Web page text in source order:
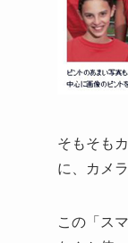
そもそも
に、カメ
この「ス